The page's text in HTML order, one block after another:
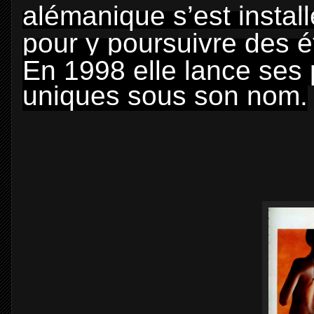
alémanique s’est
pour y poursuivre des
En 1998 elle lance
uniques sous son nom.